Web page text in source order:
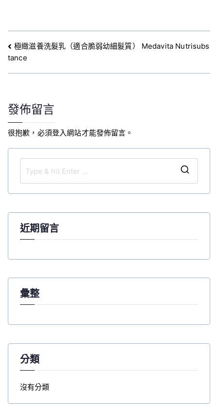
文
章
導
極緻滋養洗髮乳（適合脆弱幼細髮質） Medavita Nutrisubs
tance
發佈留言
很抱歉，必須登入網站才能發佈留言。
e
a
f
r
近期留言
彙整
分類
沒有分類